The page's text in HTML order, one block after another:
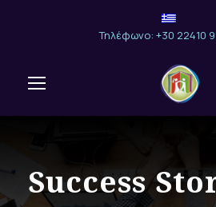
Τηλέφωνο: +30 22410
Success